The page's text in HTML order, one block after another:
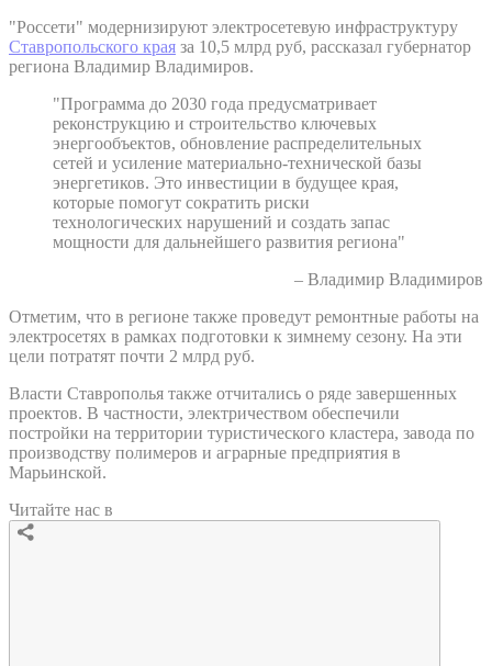
"Россети" модернизируют электросетевую инфраструктуру
Ставропольского края за 10,5 млрд руб, рассказал губернатор
региона Владимир Владимиров.
"Программа до 2030 года предусматривает
реконструкцию и строительство ключевых
энергообъектов, обновление распределительных
сетей и усиление материально-технической базы
энергетиков. Это инвестиции в будущее края,
которые помогут сократить риски
технологических нарушений и создать запас
мощности для дальнейшего развития региона"
– Владимир Владимиров
Отметим, что в регионе также проведут ремонтные работы на
электросетях в рамках подготовки к зимнему сезону. На эти
цели потратят почти 2 млрд руб.
Власти Ставрополья также отчитались о ряде завершенных
проектов. В частности, электричеством обеспечили
постройки на территории туристического кластера, завода по
производству полимеров и аграрные предприятия в
Марьинской.
Читайте нас в